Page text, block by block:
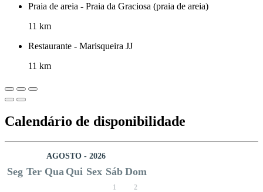
Praia de areia - Praia da Graciosa (praia de areia)
11 km
Restaurante - Marisqueira JJ
11 km
Calendário de disponibilidade
AGOSTO - 2026
Seg Ter Qua Qui Sex Sáb Dom
1 2